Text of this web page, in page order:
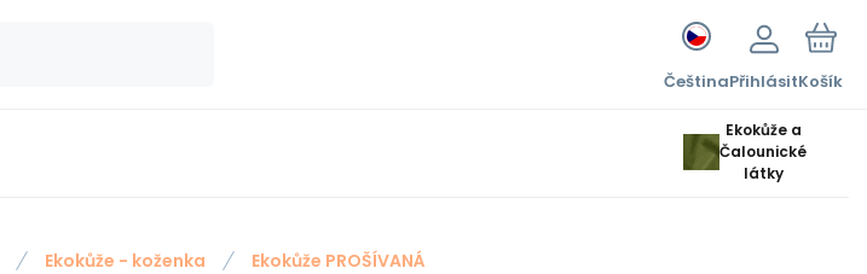
ČeštinaPřihlásitKošík
Ekokůže a
Čalounické
látky
Ekokůže - koženka
Ekokůže PROŠÍVANÁ